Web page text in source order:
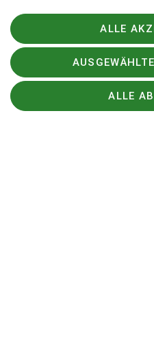
führte der Weg wieder
„sanfte“ Wanderung, mit
Wegstrecke und 400
ALLE
ALLE